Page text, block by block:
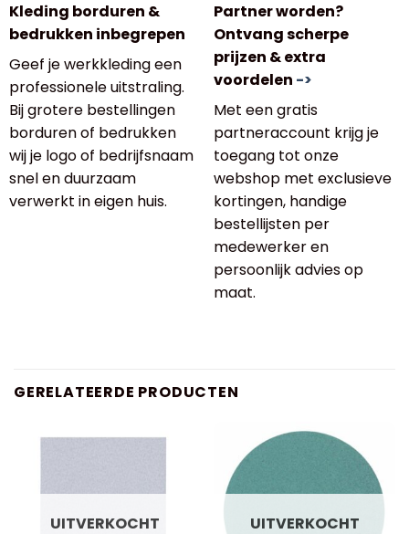
Kleding borduren &
bedrukken inbegrepen
Geef je werkkleding een
professionele uitstraling.
Bij grotere bestellingen
borduren of bedrukken
wij je logo of bedrijfsnaam
snel en duurzaam
verwerkt in eigen huis.
Partner worden?
Ontvang scherpe
prijzen & extra
voordelen ->
Met een gratis
partneraccount krijg je
toegang tot onze
webshop met exclusieve
kortingen, handige
bestellijsten per
medewerker en
persoonlijk advies op
maat.
GERELATEERDE PRODUCTEN
UITVERKOCHT UITVERKOCHT